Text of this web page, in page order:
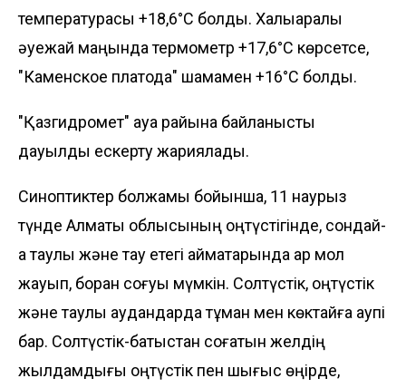
температурасы +18,6°С болды. Халықаралық
әуежай маңында термометр +17,6°С көрсетсе,
"Каменское платода" шамамен +16°С болды.
"Қазгидромет" ауа райына байланысты
дауылды ескерту жариялады.
Синоптиктер болжамы бойынша, 11 наурыз
түнде Алматы облысының оңтүстігінде, сондай-
ақ таулы және тау етегі аймақтарында қар мол
жауып, боран соғуы мүмкін. Солтүстік, оңтүстік
және таулы аудандарда тұман мен көктайғақ қаупі
бар. Солтүстік-батыстан соғатын желдің
жылдамдығы оңтүстік пен шығыс өңірде,